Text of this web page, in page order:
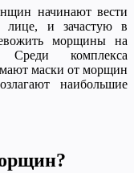
начинают вести
лице, и зачастую в
морщины на
комплекса
маски от морщин
наибольшие